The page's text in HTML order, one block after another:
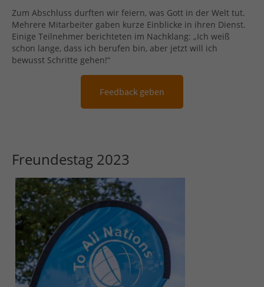
Zum Abschluss durften wir feiern, was Gott in der Welt tut.
Mehrere Mitarbeiter gaben kurze Einblicke in ihren Dienst.
Einige Teilnehmer berichteten im Nachklang: „Ich weiß
schon lange, dass ich berufen bin, aber jetzt will ich
bewusst Schritte gehen!“
Feedback geben
Freundestag 2023